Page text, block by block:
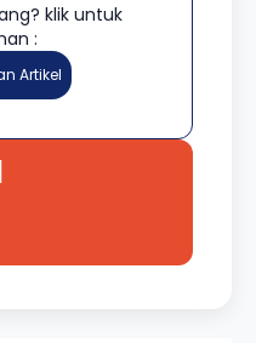
klik untuk
:
Artikel